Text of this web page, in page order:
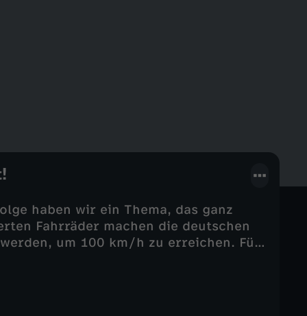
haben wir ein Thema, das ganz
Fahrräder machen die deutschen
um 100 km/h zu erreichen. Für